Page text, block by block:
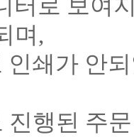
터로 보여
며,
쇄가 안
진행된 주